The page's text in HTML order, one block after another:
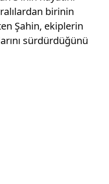
birinin
Şahin, ekiplerin
sürdürdüğünü